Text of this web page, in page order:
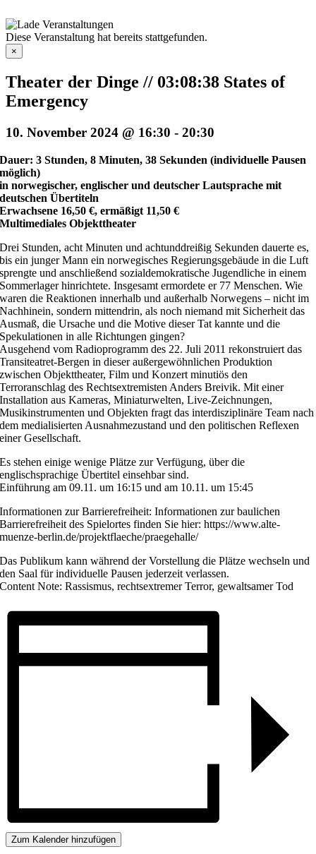
Inhalt
springen
Diese Veranstaltung hat bereits stattgefunden.
×
Theater der Dinge // 03:08:38 States of
Emergency
10. November 2024 @ 16:30 - 20:30
Dauer: 3 Stunden, 8 Minuten, 38 Sekunden (individuelle Pausen
möglich)
in norwegischer, englischer und deutscher Lautsprache mit
deutschen Übertiteln
Erwachsene 16,50 €, ermäßigt 11,50 €
Multimediales Objekttheater
Drei Stunden, acht Minuten und achtunddreißig Sekunden dauerte es,
bis ein junger Mann ein norwegisches Regierungsgebäude in die Luft
sprengte und anschließend sozialdemokratische Jugendliche in einem
Sommerlager hinrichtete. Insgesamt ermordete er 77 Menschen. Wie
waren die Reaktionen innerhalb und außerhalb Norwegens – nicht im
Nachhinein, sondern mittendrin, als noch niemand mit Sicherheit das
Ausmaß, die Ursache und die Motive dieser Tat kannte und die
Spekulationen in alle Richtungen gingen?
Ausgehend vom Radioprogramm des 22. Juli 2011 rekonstruiert das
Transiteatret-Bergen in dieser außergewöhnlichen Produktion
zwischen Objekttheater, Film und Konzert minutiös den
Terroranschlag des Rechtsextremisten Anders Breivik. Mit einer
Installation aus Kameras, Miniaturwelten, Live-Zeichnungen,
Musikinstrumenten und Objekten fragt das interdisziplinäre Team nach
dem medialisierten Ausnahmezustand und den politischen Reflexen
einer Gesellschaft.
Es stehen einige wenige Plätze zur Verfügung, über die
englischsprachige Übertitel einsehbar sind.
Einführung am 09.11. um 16:15 und am 10.11. um 15:45
Informationen zur Barrierefreiheit: Informationen zur baulichen
Barrierefreiheit des Spielortes finden Sie hier: https://www.alte-
muenze-berlin.de/projektflaeche/praegehalle/
Das Publikum kann während der Vorstellung die Plätze wechseln und
den Saal für individuelle Pausen jederzeit verlassen.
Content Note: Rassismus, rechtsextremer Terror, gewaltsamer Tod
Zum Kalender hinzufügen